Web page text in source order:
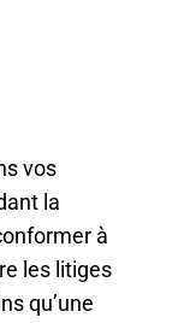
vos
la
à
les litiges
qu’une